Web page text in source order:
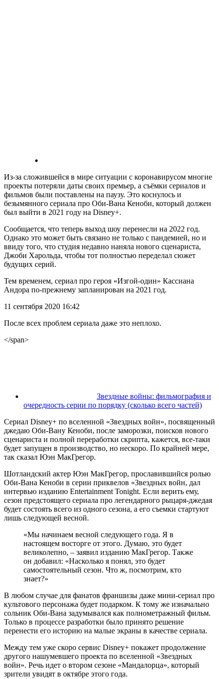
Из-за сложившейся в мире ситуации с коронавирусом многие
проекты потеряли даты своих премьер, а съёмки сериалов и
фильмов были поставлены на паузу. Это коснулось и
безымянного сериала про Оби-Вана Кеноби, который должен
был выйти в 2021 году на Disney+.
Сообщается, что теперь выход шоу перенесли на 2022 год.
Однако это может быть связано не только с пандемией, но и
ввиду того, что студия недавно наняла нового сценариста,
Джоби Харольда, чтобы тот полностью переделал сюжет
будущих серий.
Тем временем, сериал про героя «Изгой-один» Кассиана
Андора по-прежнему запланирован на 2021 год.
11 сентября 2020 16:42
После всех проблем сериала даже это неплохо.
</span>
Звездные войны: фильмография и
очередность серии по порядку (сколько всего частей)
Сериал Disney+ по вселенной «Звездных войн», посвященный
джедаю Оби-Вану Кеноби, после заморозки, поисков нового
сценариста и полной переработки скрипта, кажется, все-таки
будет запущен в производство, но нескоро. По крайней мере,
так сказал Юэн МакГрегор.
Шотландский актер Юэн МакГрегор, прославившийся ролью
Оби-Вана Кеноби в серии приквелов «Звездных войн, дал
интервью изданию Entertainment Tonight. Если верить ему,
сезон предстоящего сериала про легендарного рыцаря-джедая
будет состоять всего из одного сезона, а его съемки стартуют
лишь следующей весной.
«Мы начинаем весной следующего года. Я в
настоящем восторге от этого. Думаю, это будет
великолепно, – заявил изданию МакГрегор. Также
он добавил: «Насколько я понял, это будет
самостоятельный сезон. Что ж, посмотрим, кто
знает?»
В любом случае для фанатов франшизы даже мини-сериал про
культового персонажа будет подарком. К тому же изначально
сольник Оби-Вана задумывался как полнометражный фильм.
Только в процессе разработки было принято решение
перенести его историю на малые экраны в качестве сериала.
Между тем уже скоро сервис Disney+ покажет продолжение
другого нашумевшего проекта по вселенной «Звездных
войн». Речь идет о втором сезоне «Мандалорца», который
зрители увидят в октябре этого года.